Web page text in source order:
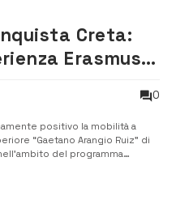
Creta:
Erasmus+
0
positivo la mobilità a
“Gaetano Arangio Ruiz” di
del programma
— Portogallo, Grecia, Croazia e